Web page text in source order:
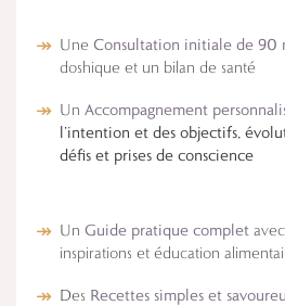
UneConsultation initiale de 90
doshique et un bilan de santé
Un Accompagnement
l’intention et des objectifs,
défis et prises de conscience
UnGuide pratique complet
inspirations et éducation
Des Recettes simples et